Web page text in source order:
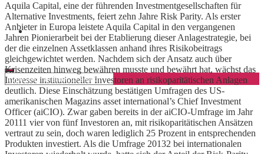
Geschäftskonto eröffnen
Aquila Capital, eine der führenden Investmentgesellschaften für
Alternative Investments, feiert zehn Jahre Risk Parity. Als erster
Anbieter in Europa leistete Aquila Capital in den vergangenen
Jahren Pionierarbeit bei der Etablierung dieser Anlagestrategie, bei
der die einzelnen Assetklassen anhand ihres Risikobeitrags
gleichgewichtet werden. Nachdem sich der Ansatz auch über
Krisenzeiten hinweg bewähren musste und bewährt hat, wächst das
Interesse institutioneller Investoren an risikoparitätischen Anlagen
deutlich. Diese Einschätzung bestätigen Umfragen des US-
amerikanischen Magazins asset international’s Chief Investment
Officer (aiCIO). Zwar gaben bereits in der aiCIO-Umfrage im Jahr
20111 vier von fünf Investoren an, mit risikoparitätischen Ansätzen
vertraut zu sein, doch waren lediglich 25 Prozent in entsprechenden
Produkten investiert. Als die Umfrage 20132 bei internationalen